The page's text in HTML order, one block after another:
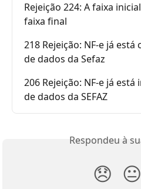
Rejeição 224: A faixa
faixa final
218 Rejeição: NF-e já está
de dados da Sefaz
206 Rejeição: NF-e já
de dados da SEFAZ
Respondeu à
😞 😐